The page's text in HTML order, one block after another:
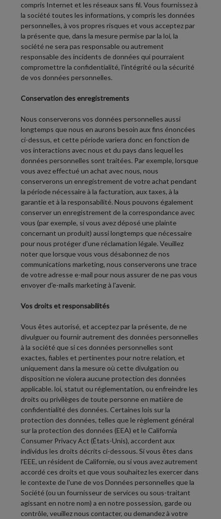
compris Internet et les réseaux sans fil. Vous fournissez à
la société toutes les informations, y compris les données
personnelles, à vos propres risques et vous acceptez par
la présente que, dans la mesure permise par la loi, la
société ne sera pas responsable ou autrement
responsable des incidents de données qui pourraient
compromettre la confidentialité, l'intégrité ou la sécurité
de vos données personnelles.
Conservation des enregistrements
Nous conserverons vos données personnelles aussi
longtemps que nous en aurons besoin aux fins énoncées
ci-dessus, et cette période variera donc en fonction de
vos interactions avec nous et du pays dans lequel les
données personnelles sont traitées. Par exemple, lorsque
vous avez effectué un achat avec nous, nous
conserverons un enregistrement de votre achat pendant
la période nécessaire à la facturation, aux taxes, à la
garantie et à la responsabilité. Nous pouvons également
conserver un enregistrement de la correspondance avec
vous (par exemple, si vous avez déposé une plainte
concernant un produit) aussi longtemps que nécessaire
pour nous protéger d'une réclamation légale. Veuillez
noter que lorsque vous vous désabonnez de nos
communications marketing, nous conserverons une trace
de votre adresse e-mail pour nous assurer de ne pas vous
envoyer d'e-mails marketing à l'avenir.
Vos droits et responsabilités
Vous êtes autorisé, et acceptez par la présente, de ne
divulguer ou fournir autrement des données personnelles
à la société que si ces données personnelles sont
exactes, fiables et pertinentes pour notre relation, et
uniquement dans la mesure où cette divulgation ou
disposition ne violera aucune protection des données
applicable. loi, statut ou réglementation, ou enfreindre les
droits ou privilèges de toute personne en matière de
confidentialité des données. Certaines lois sur la
protection des données, telles que le règlement général
sur la protection des données (EEA) et le California
Consumer Privacy Act (États-Unis), accordent aux
individus les droits décrits ci-dessous. Si vous êtes dans
l'EEE, un résident de Californie, ou si vous avez autrement
accordé ces droits et que vous souhaitez les exercer dans
le contexte de l'une de vos Données personnelles que la
Société (ou un fournisseur de services ou sous-traitant
agissant en notre nom) a en notre possession, garde ou
contrôle, veuillez nous contacter, ou demandez à votre